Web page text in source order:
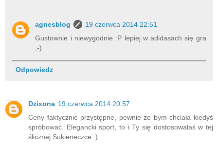
agnesblog
19 czerwca 2014 22:51
Gustownie i niewygodnie :P lepiej w adidasach się gra
;-)
Odpowiedz
Dzixona 19 czerwca 2014 20:57
Ceny faktycznie przystępne, pewnie że bym chciała kiedyś
spróbować. Elegancki sport, to i Ty się dostosowałaś w tej
ślicznej Sukieneczce :)